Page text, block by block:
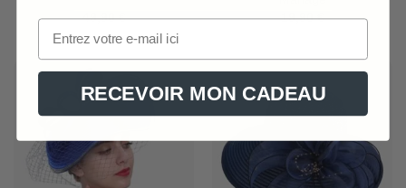
49,90€
19,90€
RECEVOIR MON CADEAU